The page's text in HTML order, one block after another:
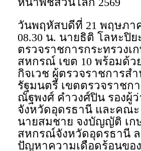
วันพฤหัสบดีที่ 21 พฤษภาค
08.30 น. นายธิติ โลหะปิ
ตรวจราชการกระทรวงเ
สหกรณ์ เขต 10 พร้อมด้ว
กิจเวช ผู้ตรวจราชการส
รัฐมนตรี เขตตรวจราชก
ณัฐพงศ์ คำวงศ์ปิน รองผู้
จังหวัดอุดรธานี และคณ
นายสมชาย จงบัญญัติ เก
สหกรณ์จังหวัดอุดรธานี
ปัญหาความเดือดร้อนขอ